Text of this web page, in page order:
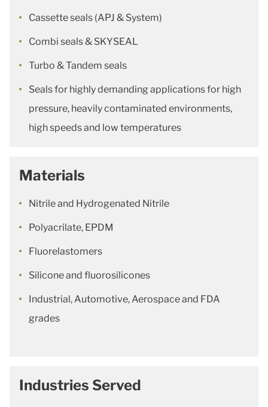
Cassette seals (APJ & System)
Combi seals & SKYSEAL
Turbo & Tandem seals
Seals for highly demanding applications for high
pressure, heavily contaminated environments,
high speeds and low temperatures
Materials
Nitrile and Hydrogenated Nitrile
Polyacrilate, EPDM
Fluorelastomers
Silicone and fluorosilicones
Industrial, Automotive, Aerospace and FDA
grades
Industries Served